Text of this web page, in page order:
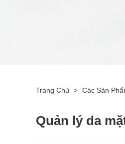
Trang Chủ > Các Sản
Quản lý da